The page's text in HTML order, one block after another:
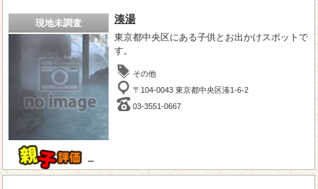
現地未調査
－
湊湯
東京都中央区にある子供とお出かけスポットで
す。
その他
〒104-0043 東京都中央区湊1-6-2
03-3551-0667